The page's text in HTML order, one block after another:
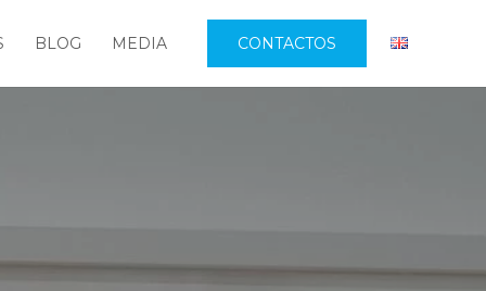
BLOG MEDIA CONTACTOS